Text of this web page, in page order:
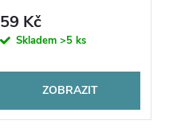
59 Kč
Skladem>5 ks
ZOBRAZIT